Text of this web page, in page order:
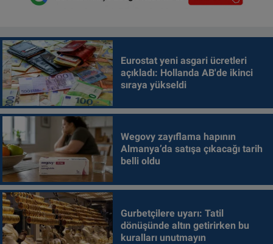
Eurostat yeni asgari ücretleri
açıkladı: Hollanda AB'de ikinci
sıraya yükseldi
Wegovy zayıflama hapının
Almanya’da satışa çıkacağı tarih
belli oldu
Gurbetçilere uyarı: Tatil
dönüşünde altın getirirken bu
kuralları unutmayın